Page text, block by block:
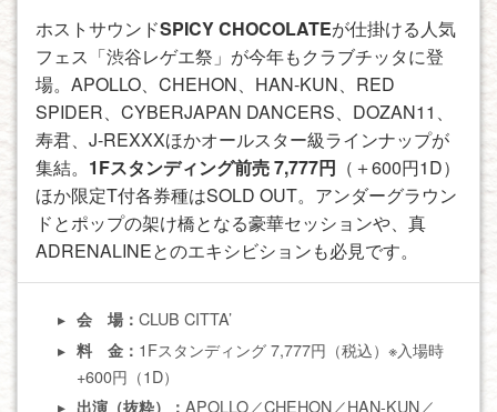
ホストサウンドSPICY CHOCOLATEが仕掛ける人気
フェス「渋谷レゲエ祭」が今年もクラブチッタに登
場。APOLLO、CHEHON、HAN-KUN、RED
SPIDER、CYBERJAPAN DANCERS、DOZAN11、
寿君、J-REXXXほかオールスター級ラインナップが
集結。 1Fスタンディング前売 7,777円 （＋600円1D）
ほか限定T付各券種はSOLD OUT。アンダーグラウン
ドとポップの架け橋となる豪華セッションや、真
ADRENALINEとのエキシビションも必見です。
会 場：CLUB CITTA’
料 金： 1Fスタンディング 7,777円（税込）※入場時
+600円（1D）
出演（抜粋）：APOLLO／CHEHON／HAN-KUN／